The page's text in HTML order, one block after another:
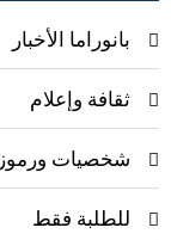
بانوراما الأخبار
ثقافة وإعلام
شخصيات ورموز
للطلبة فقط